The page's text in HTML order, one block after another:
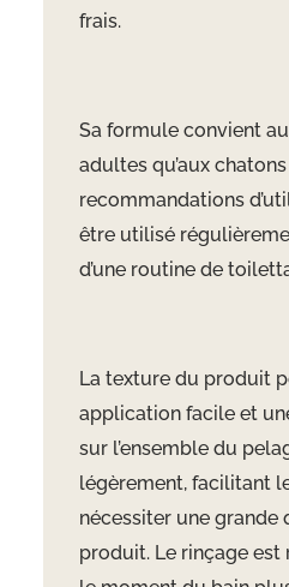
frais.
Sa formule convient
adultes qu’aux
recommandations
être utilisé
d’une routine de
La texture du produit
application facile et
sur l’ensemble du
légèrement, facilitant
nécessiter une grande
produit. Le rinçage est